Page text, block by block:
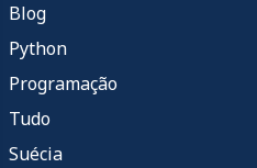
Blog
Python
Programação
Tudo
Suécia